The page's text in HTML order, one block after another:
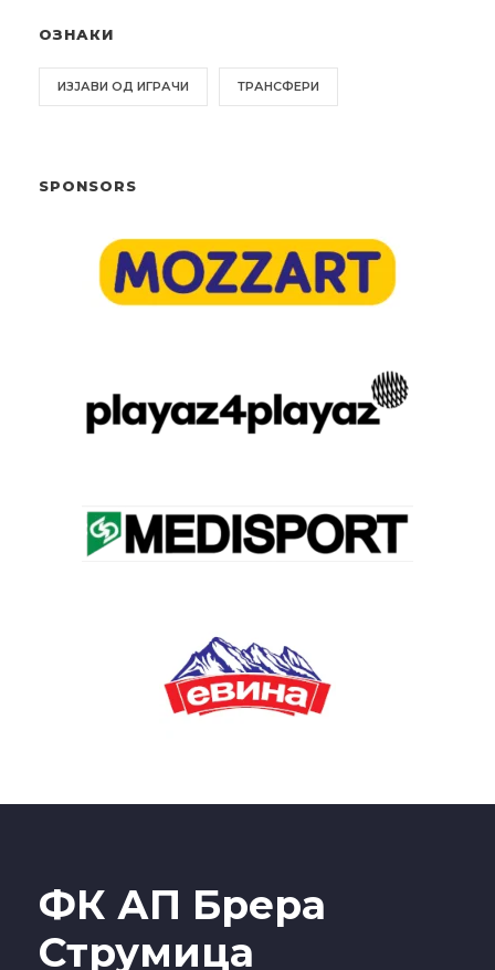
ОЗНАКИ
ИЗЈАВИ ОД ИГРАЧИ ТРАНСФЕРИ
SPONSORS
ФК АП Брера
Струмица